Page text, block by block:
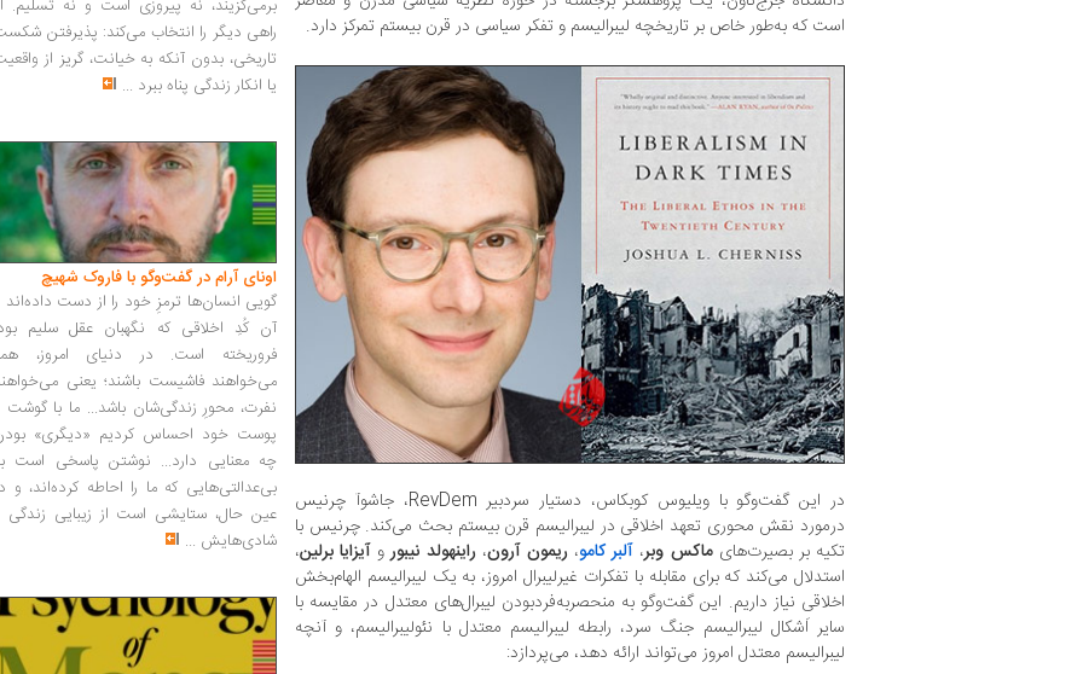
است که به‌طور خاص بر تاریخچه‌ لیبرالیسم و تفکر سیاسی در قرن بیستم تمرکز دارد.
در این گفت‌وگو با ویلیوس کوبکاس، دستیار سردبیر RevDem، جاشوآ چرنیس
درمورد نقش محوری تعهد اخلاقی در لیبرالیسم قرن بیستم بحث می‌کند. چرنیس با
تکیه بر بصیرت‌هایماکس وبر، آلبر کامو، ریمون آرون، راینهولد نیبورو آیزایا برلین،
استدلال می‌کند که برای مقابله با تفکرات غیرلیبرال امروز، به یک لیبرالیسم الهام‌بخش
اخلاقی نیاز داریم. این گفت‌وگو به منحصر‌به‌فردبودن لیبرال‌های معتدل در مقایسه با
سایر اَشکال لیبرالیسم جنگ سرد، رابطه لیبرالیسم معتدل با نئولیبرالیسم، و آنچه
لیبرالیسم معتدل امروز می‌تواند ارائه دهد، می‌پردازد:
برمی‌گزیند، نه پیروزی است و نه تسلیم.
راهی دیگر را انتخاب می‌کند: پذیرفتن
تاریخی، بدون آنکه به خیانت، گریز از
یا انکار زندگی پناه ببرد ...
اونای آرام در گفت‌وگو با فاروک شهیچ‭
گویی انسان‌ها ترمزِ خود را از دست داده‌اند
آن کُدِ اخلاقی که نگهبان عقل سلیم
فروریخته است. در دنیای امروز،
می‌خواهند فاشیست باشند؛ یعنی
نفرت، محورِ زندگی‌شان باشد... ما با گوشت
پوست خود احساس کردیم «دیگری»
چه معنایی دارد... نوشتن پاسخی است
بی‌عدالتی‌هایی که ما را احاطه کرده‌اند، و
عین حال، ستایشی است از زیبایی زندگی
شادی‌هایش ...